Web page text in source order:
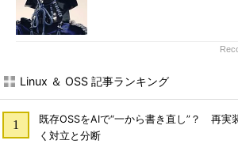
Linux ＆ OSS 記事ランキング
既存OSSをAIで“一から書き直し”？ 再実
く対立と分断